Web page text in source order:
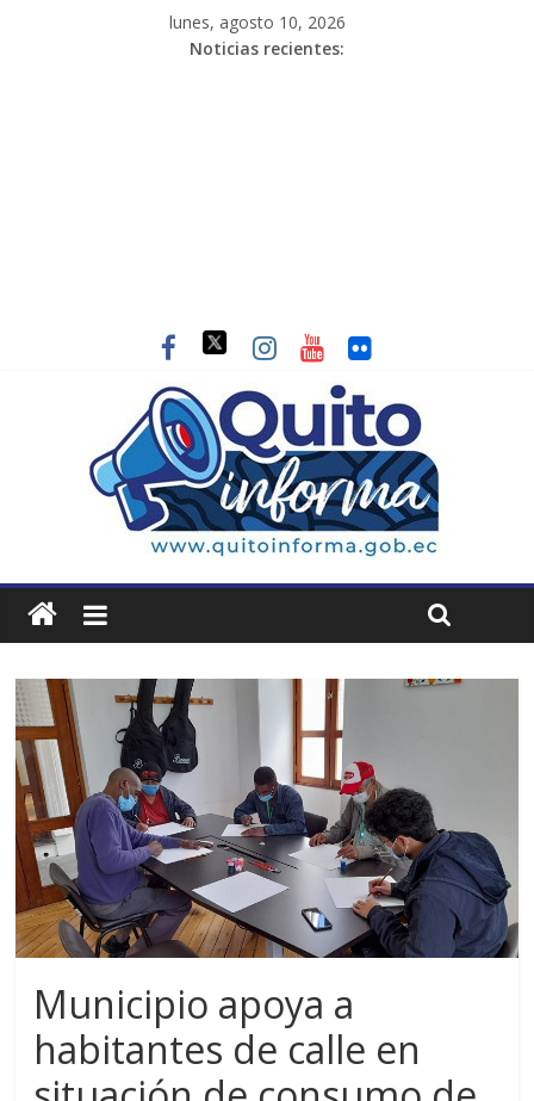
lunes, agosto 10, 2026
Noticias recientes:
Municipio apoya a
habitantes de calle en